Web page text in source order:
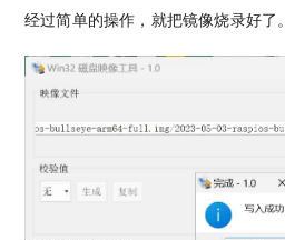
经过简单的操作，就把镜像烧录好了。